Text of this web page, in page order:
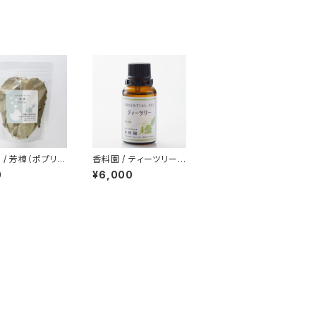
芳樟（ポプリ
香料園 / ティーツリー
精油 30ml
¥6,000